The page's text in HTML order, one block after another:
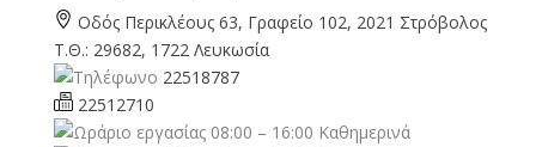
Οδός Περικλέους 63, Γραφείο 102, 2021 Στρόβολος
Τ.Θ.: 29682, 1722 Λευκωσία
22518787
22512710
08:00 – 16:00 Καθημερινά